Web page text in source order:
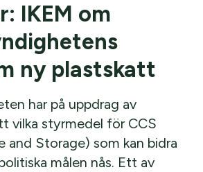
IKEM om
ny plastskatt
har på uppdrag av
vilka styrmedel för CCS
and Storage) som kan bidra
målen nås. Ett av